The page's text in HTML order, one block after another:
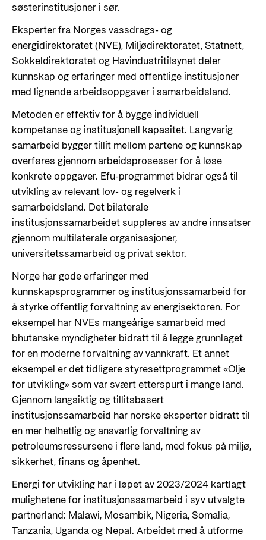
søsterinstitusjoner i sør.
Eksperter fra Norges vassdrags- og
energidirektoratet (NVE), Miljødirektoratet, Statnett,
Sokkeldirektoratet og Havindustritilsynet deler
kunnskap og erfaringer med offentlige institusjoner
med lignende arbeidsoppgaver i samarbeidsland.
Metoden er effektiv for å bygge individuell
kompetanse og institusjonell kapasitet. Langvarig
samarbeid bygger tillit mellom partene og kunnskap
overføres gjennom arbeidsprosesser for å løse
konkrete oppgaver. Efu-programmet bidrar også til
utvikling av relevant lov- og regelverk i
samarbeidsland. Det bilaterale
institusjonssamarbeidet suppleres av andre innsatser
gjennom multilaterale organisasjoner,
universitetssamarbeid og privat sektor.
Norge har gode erfaringer med
kunnskapsprogrammer og institusjonssamarbeid for
å styrke offentlig forvaltning av energisektoren. For
eksempel har NVEs mangeårige samarbeid med
bhutanske myndigheter bidratt til å legge grunnlaget
for en moderne forvaltning av vannkraft. Et annet
eksempel er det tidligere styresettprogrammet «Olje
for utvikling» som var svært etterspurt i mange land.
Gjennom langsiktig og tillitsbasert
institusjonssamarbeid har norske eksperter bidratt til
en mer helhetlig og ansvarlig forvaltning av
petroleumsressursene i flere land, med fokus på miljø,
sikkerhet, finans og åpenhet.
Energi for utvikling har i løpet av 2023/2024 kartlagt
mulighetene for institusjonssamarbeid i syv utvalgte
partnerland: Malawi, Mosambik, Nigeria, Somalia,
Tanzania, Uganda og Nepal. Arbeidet med å utforme